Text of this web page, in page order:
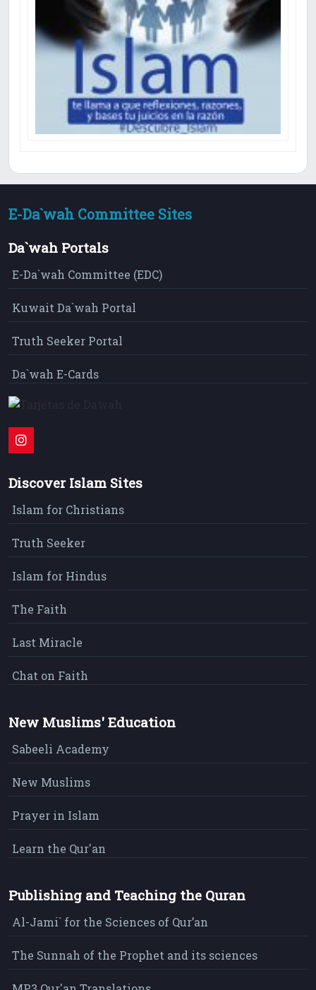
E-Da`wah Committee Sites
Da`wah Portals
E-Da`wah Committee (EDC)
Kuwait Da`wah Portal
Truth Seeker Portal
Da`wah E-Cards
Discover Islam Sites
Islam for Christians
Truth Seeker
Islam for Hindus
The Faith
Last Miracle
Chat on Faith
New Muslims' Education
Sabeeli Academy
New Muslims
Prayer in Islam
Learn the Qur'an
Publishing and Teaching the Quran
Al-Jami` for the Sciences of Qur’an
The Sunnah of the Prophet and its sciences